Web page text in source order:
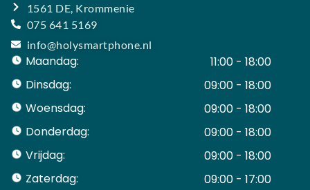
1561 DE, Krommenie
075 641 5169
info@holysmartphone.nl
Maandag:
11:00 - 18:00
Dinsdag:
09:00 - 18:00
Woensdag:
09:00 - 18:00
Donderdag:
09:00 - 18:00
Vrijdag:
09:00 - 18:00
Zaterdag:
09:00 - 17:00